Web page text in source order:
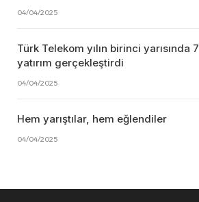
04/04/2025
Türk Telekom yılın birinci yarısında
yatırım gerçekleştirdi
04/04/2025
Hem yarıştılar, hem eğlendiler
04/04/2025